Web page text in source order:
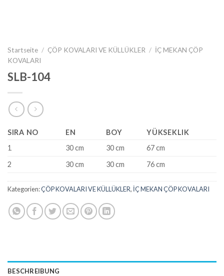
Startseite / ÇÖP KOVALARI VE KÜLLÜKLER / İÇ MEKAN ÇÖP
KOVALARI
SLB-104
SIRA NO EN BOY
YÜKSEKLIK
1
30 cm 30 cm
67 cm
2
30 cm 30 cm 76 cm
Kategorien:ÇÖP KOVALARI VE KÜLLÜKLER, İÇ MEKAN ÇÖP KOVALARI
BESCHREIBUNG